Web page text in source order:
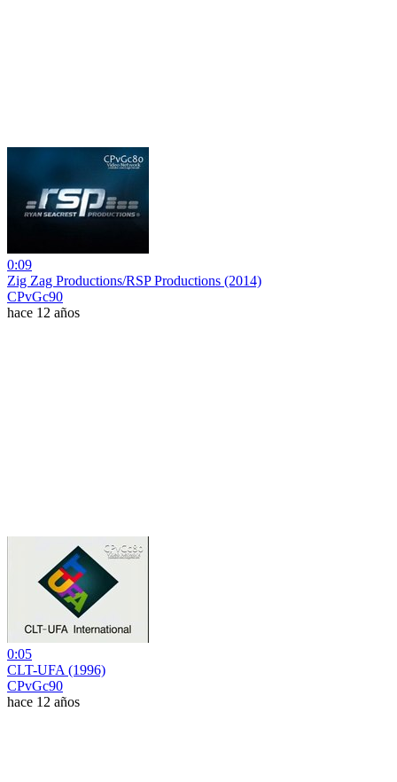
0:09
Zig Zag Productions/RSP Productions (2014)
CPvGc90
hace 12 años
0:05
CLT-UFA (1996)
CPvGc90
hace 12 años